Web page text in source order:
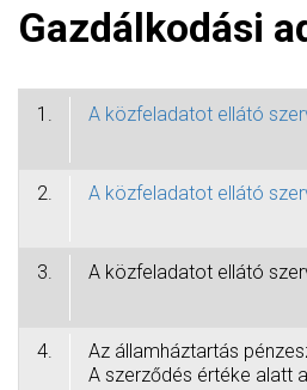
Gazdálkodási
1. A közfeladatot ellátó
2. A közfeladatot ellátó
3. A közfeladatot ellátó
4.
Az államháztartás
A szerződés értéke alatt